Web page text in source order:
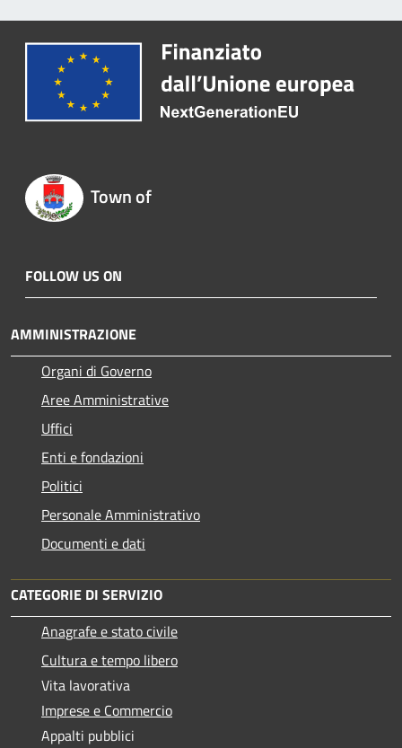
Town of
FOLLOW US ON
AMMINISTRAZIONE
Organi di Governo
Aree Amministrative
Uffici
Enti e fondazioni
Politici
Personale Amministrativo
Documenti e dati
CATEGORIE DI SERVIZIO
Anagrafe e stato civile
Cultura e tempo libero
Vita lavorativa
Imprese e Commercio
Appalti pubblici